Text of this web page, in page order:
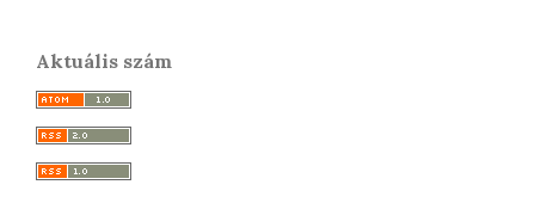
Aktuális szám